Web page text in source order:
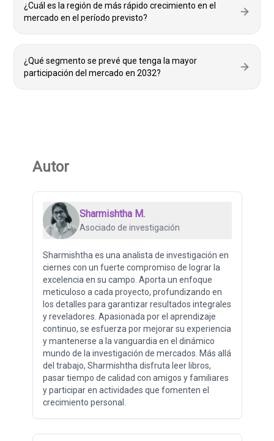
¿Cuál es la región de más rápido crecimiento en el
mercado en el período previsto?
¿Qué segmento se prevé que tenga la mayor
participación del mercado en 2032?
Autor
Sharmishtha M.
Asociado de investigación
Sharmishtha es una analista de investigación en
ciernes con un fuerte compromiso de lograr la
excelencia en su campo. Aporta un enfoque
meticuloso a cada proyecto, profundizando en
los detalles para garantizar resultados integrales
y reveladores. Apasionada por el aprendizaje
continuo, se esfuerza por mejorar su experiencia
y mantenerse a la vanguardia en el dinámico
mundo de la investigación de mercados. Más allá
del trabajo, Sharmishtha disfruta leer libros,
pasar tiempo de calidad con amigos y familiares
y participar en actividades que fomenten el
crecimiento personal.